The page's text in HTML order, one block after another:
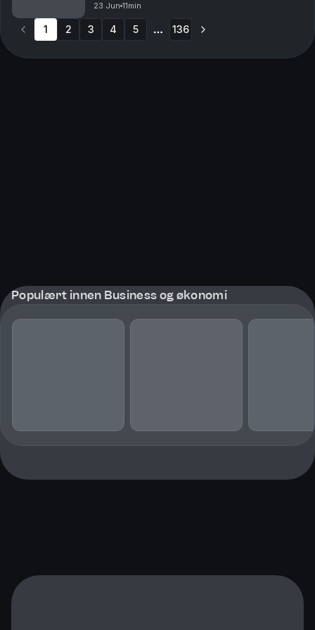
investeringer. Du får blant annet høre om: • Når utleie
av den andre delen av en tomannsbolig kan bli
skatte...
23 Jun 11min
1 2 3 4 5 136
Populært innen Business og økonomi